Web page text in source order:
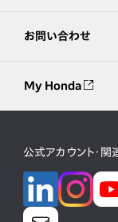
お問い合わせ
My Honda
公式アカウント・関